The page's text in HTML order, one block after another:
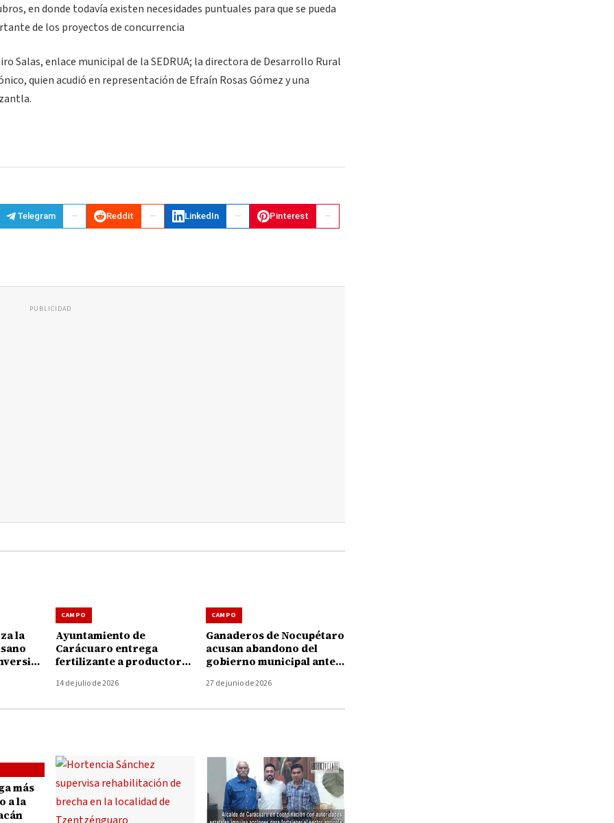
en donde todavía existen necesidades puntuales para que se pueda
de los proyectos de concurrencia
Salas, enlace municipal de la SEDRUA; la directora de Desarrollo Rural
quien acudió en representación de Efraín Rosas Gómez y una
Telegram Reddit LinkedIn Pinterest
PUBLICIDAD
la
CAMPO
Ayuntamiento de
Carácuaro entrega
fertilizante a productores
14 de julio de 2026
CAMPO
Ganaderos de Nocupétaro
acusan abandono del
gobierno municipal ante
barrenador
27 de junio de 2026
más
a la